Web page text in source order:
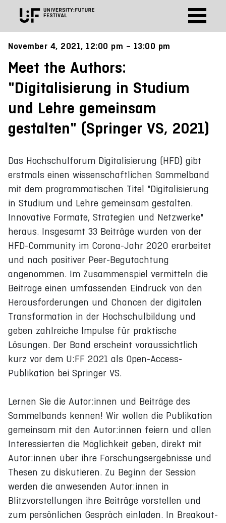
November 4, 2021, 12:00 pm – 13:00 pm
Meet the Authors:
"Digitalisierung in Studium
und Lehre gemeinsam
gestalten" (Springer VS, 2021)
Das Hochschulforum Digitalisierung (HFD) gibt
erstmals einen wissenschaftlichen Sammelband
mit dem programmatischen Titel "Digitalisierung
in Studium und Lehre gemeinsam gestalten.
Innovative Formate, Strategien und Netzwerke"
heraus. Insgesamt 33 Beiträge wurden von der
HFD-Community im Corona-Jahr 2020 erarbeitet
und nach positiver Peer-Begutachtung
angenommen. Im Zusammenspiel vermitteln die
Beiträge einen umfassenden Eindruck von den
Herausforderungen und Chancen der digitalen
Transformation in der Hochschulbildung und
geben zahlreiche Impulse für praktische
Lösungen. Der Band erscheint voraussichtlich
kurz vor dem U:FF 2021 als Open-Access-
Publikation bei Springer VS.
Lernen Sie die Autor:innen und Beiträge des
Sammelbands kennen! Wir wollen die Publikation
gemeinsam mit den Autor:innen feiern und allen
Interessierten die Möglichkeit geben, direkt mit
Autor:innen über ihre Forschungsergebnisse und
Thesen zu diskutieren. Zu Beginn der Session
werden die anwesenden Autor:innen in
Blitzvorstellungen ihre Beiträge vorstellen und
zum persönlichen Gespräch einladen. In Breakout-